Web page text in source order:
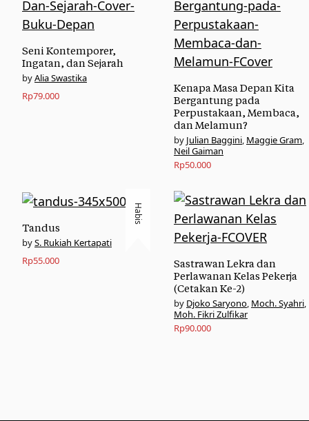
Seni Kontemporer,
Ingatan, dan Sejarah
Alia Swastika
Rp79.000
Kenapa Masa Depan Kita
Bergantung pada
Perpustakaan, Membaca,
dan Melamun?
Julian Baggini, Maggie Gram,
Neil Gaiman
Rp50.000
Habis
Tandus
S. Rukiah Kertapati
Rp55.000
Sastrawan Lekra dan
Perlawanan Kelas Pekerja
(Cetakan Ke-2)
Djoko Saryono, Moch. Syahri,
Moh. Fikri Zulfikar
Rp90.000